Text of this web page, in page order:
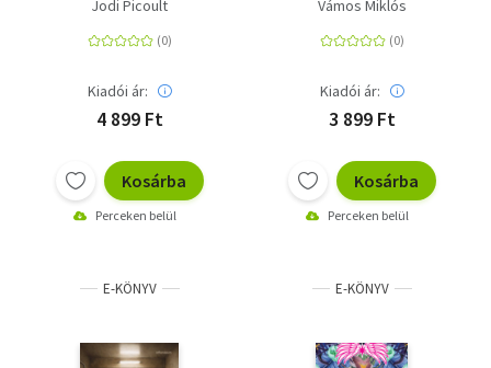
Jodi Picoult
Kiadói ár:
4 899 Ft
Kosárba
Perceken belül
Vámos Miklós
Kiadói ár:
3 899 Ft
Kosárba
Perceken belül
E-KÖNYV E-KÖNYV